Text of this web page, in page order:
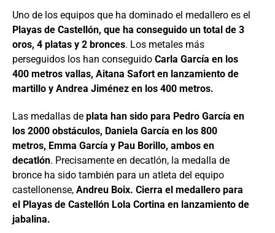
Uno de los equipos que ha dominado el medallero es el
Playas de Castellón, que ha conseguido un total de 3
oros, 4 platas y 2 bronces. Los metales más
perseguidos los han conseguido Carla García en los
400 metros vallas, Aitana Safort en lanzamiento de
martillo y Andrea Jiménez en los 400 metros.
Las medallas de plata han sido para Pedro García en
los 2000 obstáculos, Daniela García en los 800
metros, Emma García y Pau Borillo, ambos en
decatlón. Precisamente en decatlón, la medalla de
bronce ha sido también para un atleta del equipo
castellonense, Andreu Boix. Cierra el medallero para
el Playas de Castellón Lola Cortina en lanzamiento de
jabalina.